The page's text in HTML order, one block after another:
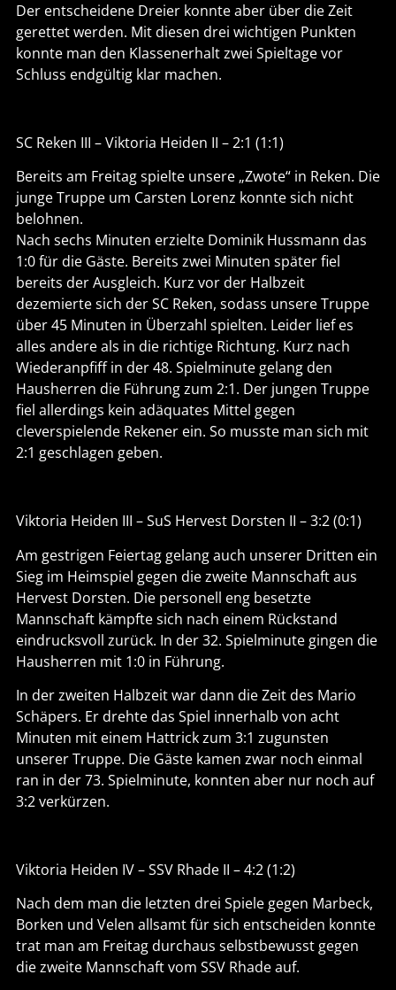
Der entscheidene Dreier konnte aber über die Zeit
gerettet werden. Mit diesen drei wichtigen Punkten
konnte man den Klassenerhalt zwei Spieltage vor
Schluss endgültig klar machen.
SC Reken III – Viktoria Heiden II – 2:1 (1:1)
Bereits am Freitag spielte unsere „Zwote“ in Reken. Die
junge Truppe um Carsten Lorenz konnte sich nicht
belohnen.
Nach sechs Minuten erzielte Dominik Hussmann das
1:0 für die Gäste. Bereits zwei Minuten später fiel
bereits der Ausgleich. Kurz vor der Halbzeit
dezemierte sich der SC Reken, sodass unsere Truppe
über 45 Minuten in Überzahl spielten. Leider lief es
alles andere als in die richtige Richtung. Kurz nach
Wiederanpfiff in der 48. Spielminute gelang den
Hausherren die Führung zum 2:1. Der jungen Truppe
fiel allerdings kein adäquates Mittel gegen
cleverspielende Rekener ein. So musste man sich mit
2:1 geschlagen geben.
Viktoria Heiden III – SuS Hervest Dorsten II – 3:2 (0:1)
Am gestrigen Feiertag gelang auch unserer Dritten ein
Sieg im Heimspiel gegen die zweite Mannschaft aus
Hervest Dorsten. Die personell eng besetzte
Mannschaft kämpfte sich nach einem Rückstand
eindrucksvoll zurück. In der 32. Spielminute gingen die
Hausherren mit 1:0 in Führung.
In der zweiten Halbzeit war dann die Zeit des Mario
Schäpers. Er drehte das Spiel innerhalb von acht
Minuten mit einem Hattrick zum 3:1 zugunsten
unserer Truppe. Die Gäste kamen zwar noch einmal
ran in der 73. Spielminute, konnten aber nur noch auf
3:2 verkürzen.
Viktoria Heiden IV – SSV Rhade II – 4:2 (1:2)
Nach dem man die letzten drei Spiele gegen Marbeck,
Borken und Velen allsamt für sich entscheiden konnte
trat man am Freitag durchaus selbstbewusst gegen
die zweite Mannschaft vom SSV Rhade auf.